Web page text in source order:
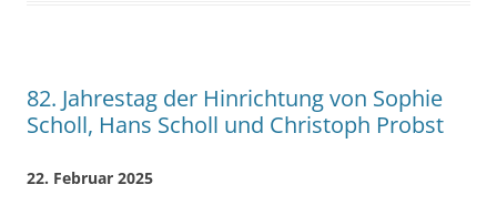
82. Jahrestag der Hinrichtung von Sophie
Scholl, Hans Scholl und Christoph Probst
22. Februar 2025